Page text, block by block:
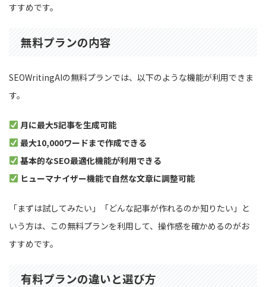
すすめです。
無料プランの内容
SEOWritingAIの無料プランでは、以下のような機能が利用できま
す。
月に最大5記事を生成可能
最大10,000ワードまで作成できる
基本的なSEO最適化機能が利用できる
ヒューマナイザー機能で自然な文章に調整可能
「まずは試してみたい」「どんな記事が作れるのか知りたい」と
いう方は、この無料プランを利用して、操作感を確かめるのがお
すすめです。
有料プランの違いと選び方